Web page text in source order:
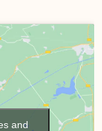
and